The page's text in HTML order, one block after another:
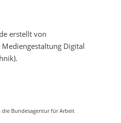
erstellt von
Digital
die Bundesagentur für Arbeit